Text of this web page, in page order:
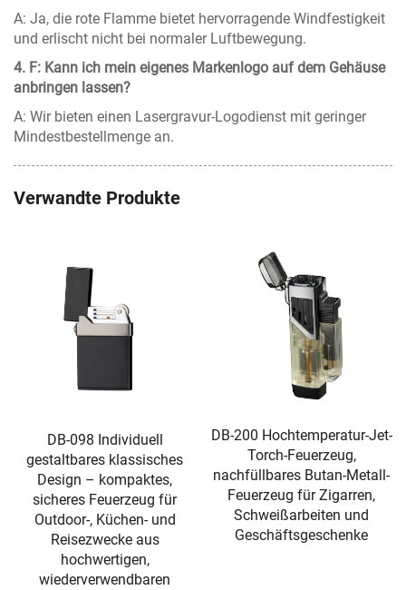
A: Ja, die rote Flamme bietet hervorragende Windfestigkeit
und erlischt nicht bei normaler Luftbewegung.
4. F: Kann ich mein eigenes Markenlogo auf dem Gehäuse
anbringen lassen?
A: Wir bieten einen Lasergravur-Logodienst mit geringer
Mindestbestellmenge an.
Verwandte Produkte
DB-098 Individuell
gestaltbares klassisches
Design – kompaktes,
sicheres Feuerzeug für
Outdoor-, Küchen- und
Reisezwecke aus
hochwertigen,
wiederverwendbaren
DB-200 Hochtemperatur-Jet-
Torch-Feuerzeug,
nachfüllbares Butan-Metall-
Feuerzeug für Zigarren,
Schweißarbeiten und
Geschäftsgeschenke